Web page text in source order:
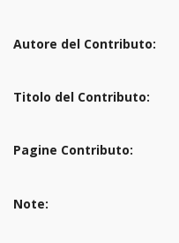
Autore del Contributo:
Titolo del Contributo:
Pagine Contributo:
Note: